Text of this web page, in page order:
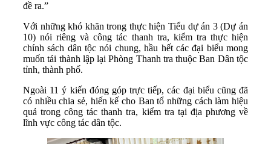
đề ra.”
Với những khó khăn trong thực hiện Tiểu dự án 3 (Dự án
10) nói riêng và công tác thanh tra, kiểm tra thực hiện
chính sách dân tộc nói chung, hầu hết các đại biểu mong
muốn tái thành lập lại Phòng Thanh tra thuộc Ban Dân tộc
tỉnh, thành phố.
Ngoài 11 ý kiến đóng góp trực tiếp, các đại biểu cũng đã
có nhiều chia sẻ, hiến kế cho Ban tổ những cách làm hiệu
quả trong công tác thanh tra, kiểm tra tại địa phương về
lĩnh vực công tác dân tộc.